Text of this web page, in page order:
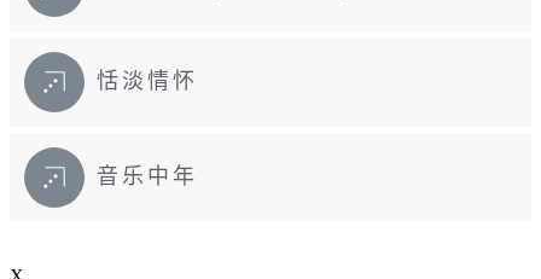
恬淡情怀
音乐中年